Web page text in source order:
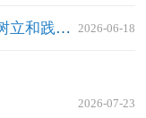
信息联络部支部开展“传承红岩精神 树立和践行正确政绩观”主题党日活动 2026-06-18
2026-07-23